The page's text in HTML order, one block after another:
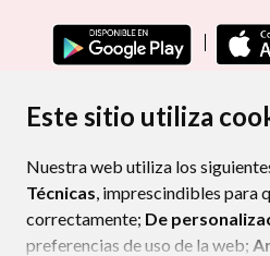
Este sitio utiliza
Nuestra web utiliza los
Técnicas, imprescindibles para
correctamente; De
preferencias de uso de la web;